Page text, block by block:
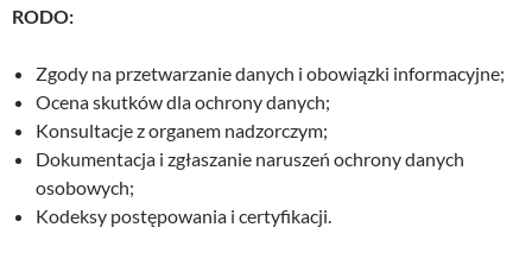
RODO:
Zgody na przetwarzanie danych i obowiązki informacyjne;
Ocena skutków dla ochrony danych;
Konsultacje z organem nadzorczym;
Dokumentacja i zgłaszanie naruszeń ochrony danych
osobowych;
Kodeksy postępowania i certyfikacji.